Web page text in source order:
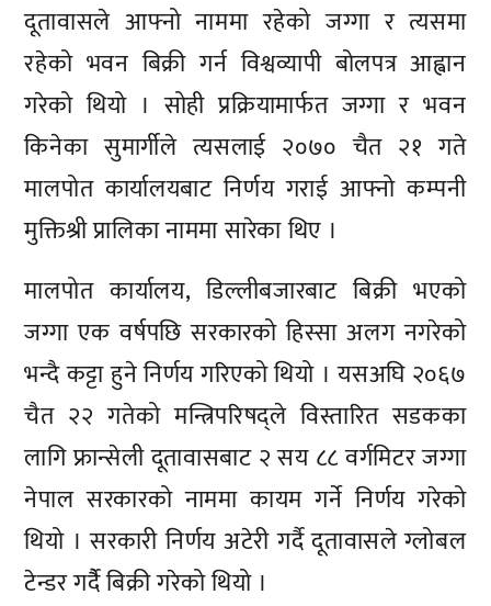
दूतावासले आफ्नो नाममा रहेको जग्गा र त्यसमा
रहेको भवन बिक्री गर्न विश्वव्यापी बोलपत्र आह्वान
गरेको थियो । सोही प्रक्रियामार्फत जग्गा र भवन
किनेका सुमार्गीले त्यसलाई २०७० चैत २१ गते
मालपोत कार्यालयबाट निर्णय गराई आफ्नो कम्पनी
मुक्तिश्री प्रालिका नाममा सारेका थिए ।
मालपोत कार्यालय, डिल्लीबजारबाट बिक्री भएको
जग्गा एक वर्षपछि सरकारको हिस्सा अलग नगरेको
भन्दै कट्टा हुने निर्णय गरिएको थियो । यसअघि २०६७
चैत २२ गतेको मन्त्रिपरिषद्ले विस्तारित सडकका
लागि फ्रान्सेली दूतावासबाट २ सय ८८ वर्गमिटर जग्गा
नेपाल सरकारको नाममा कायम गर्ने निर्णय गरेको
थियो । सरकारी निर्णय अटेरी गर्दै दूतावासले ग्लोबल
टेन्डर गर्दैै बिक्री गरेको थियो ।